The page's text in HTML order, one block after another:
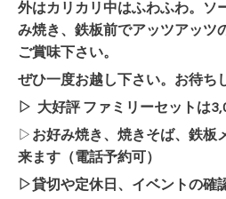
外はカリカリ中はふわふわ。ソ
み焼き、鉄板前でアッツアッツ
ご賞味下さい。
ぜひ一度お越し下さい。お待ち
▷ 大好評 ファミリーセットは
▷ お好み焼き、焼きそば、鉄板
来ます （電話予約可）
▷貸切や定休日、イベントの確